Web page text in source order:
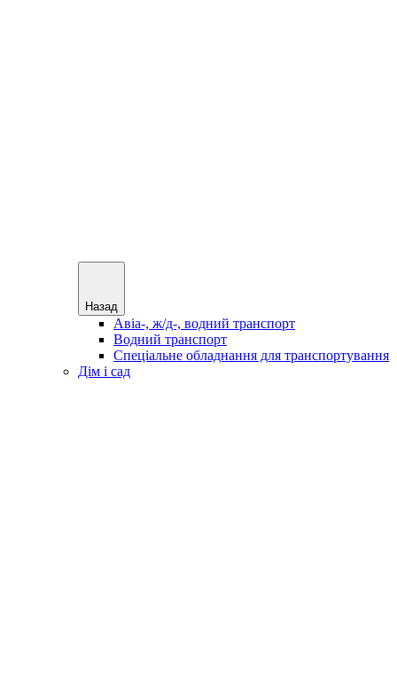
Назад
Авіа-, ж/д-, водний транспорт
Водний транспорт
Спеціальне обладнання для транспортування
Дім і сад